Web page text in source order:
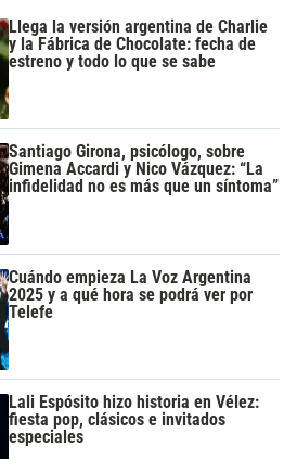
Llega la versión argentina de Charlie
y la Fábrica de Chocolate: fecha de
estreno y todo lo que se sabe
Santiago Girona, psicólogo, sobre
Gimena Accardi y Nico Vázquez: “La
infidelidad no es más que un síntoma”
Cuándo empieza La Voz Argentina
2025 y a qué hora se podrá ver por
Telefe
Lali Espósito hizo historia en Vélez:
fiesta pop, clásicos e invitados
especiales